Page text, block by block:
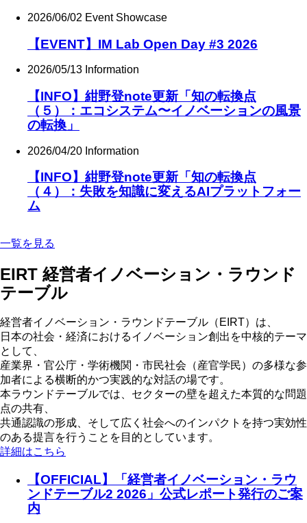
2026/06/02 Event Showcase
【EVENT】IM Lab Open Day #3 2026
2026/05/13 Information
【INFO】紺野登note更新「知の転換点
（５）：エコシステム〜イノベーションの風景
の転換」
2026/04/20 Information
【INFO】紺野登note更新「知の転換点
（４）：失敗を知識に変えるAIプラットフォー
ム
一覧を見る
EIRT 経営者イノベーション・ラウンド
テーブル
経営者イノベーション・ラウンドテーブル（EIRT）は、
日本の社会・経済におけるイノベーション創出を中核的テーマ
として、
産業界・官公庁・学術機関・市民社会（産官学民）の多様な参
加者による横断的かつ実践的な対話の場です。
本ラウンドテーブルでは、セクターの壁を超えた本質的な問題
点の共有、
共通認識の形成、そして広く社会へのインパクトを持つ実効性
のある提言を行うことを目的としています。
詳細はこちら
【OFFICIAL】「経営者イノベーション・ラウ
ンドテーブル2 2026」公式レポート発行のご案
内